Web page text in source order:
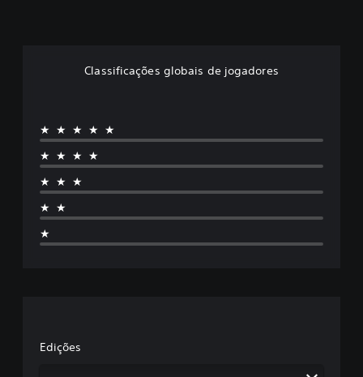
Classificações globais de jogadores
★★★★★
★★★★
★★★
★★
★
Edições